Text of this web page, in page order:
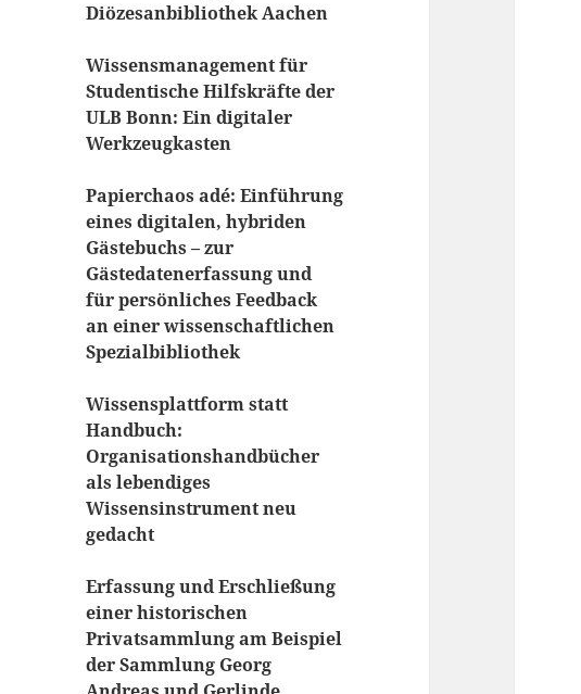
Diözesanbibliothek Aachen
Wissensmanagement für
Studentische Hilfskräfte der
ULB Bonn: Ein digitaler
Werkzeugkasten
Papierchaos adé: Einführung
eines digitalen, hybriden
Gästebuchs – zur
Gästedatenerfassung und
für persönliches Feedback
an einer wissenschaftlichen
Spezialbibliothek
Wissensplattform statt
Handbuch:
Organisationshandbücher
als lebendiges
Wissensinstrument neu
gedacht
Erfassung und Erschließung
einer historischen
Privatsammlung am Beispiel
der Sammlung Georg